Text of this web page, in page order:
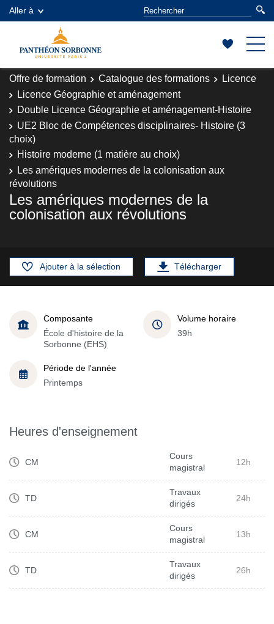
Aller à
Offre de formation Catalogue des formations
Licence
Licence Géographie et aménagement
Double Licence Géographie et aménagement-Histoire
UE2 Bloc de Compétences disciplinaires- Histoire (3
choix)
Histoire moderne (1 matière au choix)
Les amériques modernes de la colonisation aux
révolutions
Les amériques modernes de la
colonisation aux révolutions
Ajouter à la sélection Télécharger
Composante
École d'histoire de la
Sorbonne (EHS)
Volume horaire
39h
Période de l'année
Printemps
Heures d'enseignement
CM
Cours
magistral
12h
TD
Travaux
dirigés
24h
CM
Cours
magistral
13h
TD
Travaux
dirigés
26h